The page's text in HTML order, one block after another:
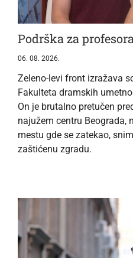
Podrška za
06. 08. 2026.
Zeleno-levi front izražava
Fakulteta dramskih
On je brutalno pretučen
najužem centru Beograda,
mestu gde se zatekao,
zaštićenu zgradu.